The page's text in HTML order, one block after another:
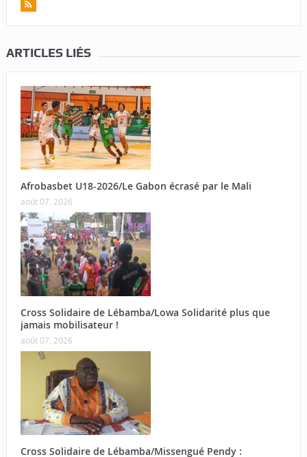
ARTICLES LIÉS
Afrobasbet U18-2026/Le Gabon écrasé par le Mali
août 07, 2026
Cross Solidaire de Lébamba/Lowa Solidarité plus que
jamais mobilisateur !
août 07, 2026
Cross Solidaire de Lébamba/Missengué Pendy :